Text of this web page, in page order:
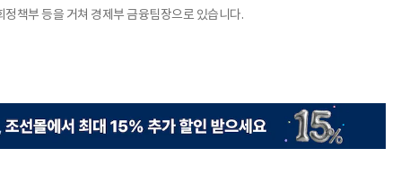
정책부 등을 거쳐 경제부 금융팀장으로 있습니다.